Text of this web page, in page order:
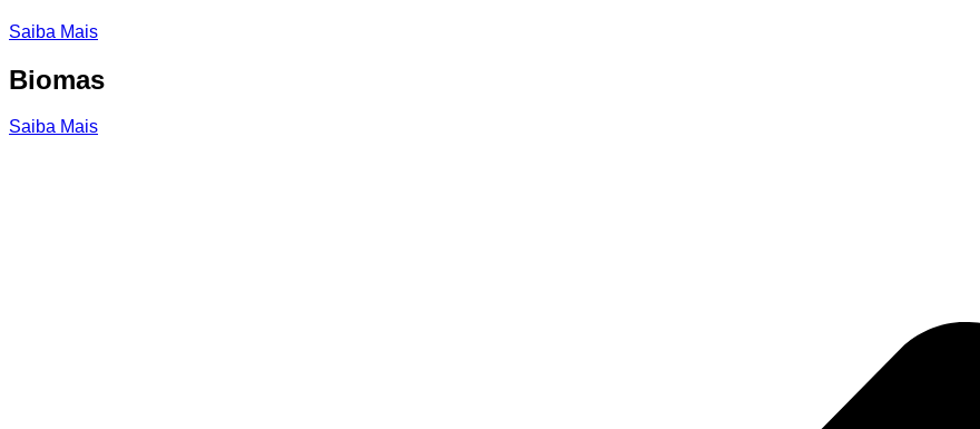
Saiba Mais
Biomas
Saiba Mais